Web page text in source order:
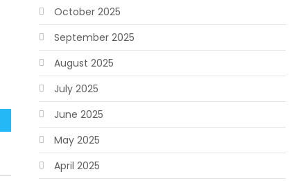
October 2025
September 2025
August 2025
July 2025
June 2025
May 2025
April 2025